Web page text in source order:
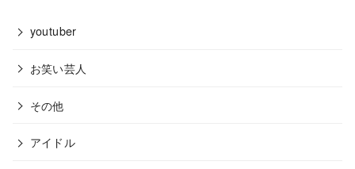
youtuber
お笑い芸人
その他
アイドル